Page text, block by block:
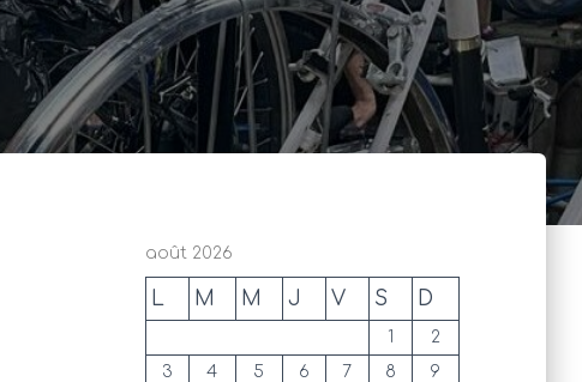
août 2026
L M M J V S D
1
2
3
4 5 6 7 8
9